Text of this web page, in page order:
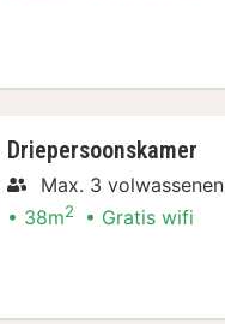
Driepersoonskamer
Max. 3 volwassenen
38m2 Gratis wifi